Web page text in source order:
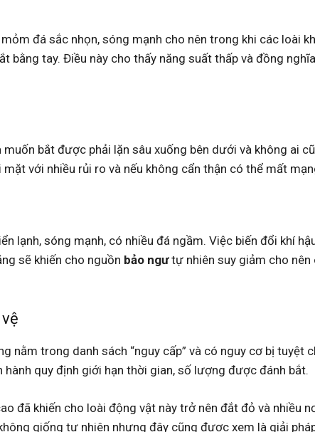
đá sắc nhọn, sóng mạnh cho nên trong khi các loài
bằng tay. Điều này cho thấy năng suất thấp và đồng
bắt được phải lặn sâu xuống bên dưới và không ai
với nhiều rủi ro và nếu không cẩn thận có thể mất
lạnh, sóng mạnh, có nhiều đá ngầm. Việc biến đổi khí
sẽ khiến cho nguồn bảo ngưtự nhiên suy giảm cho nên
nằm trong danh sách “nguy cấp” và có nguy cơ bị tuyệt
quy định giới hạn thời gian, số lượng được đánh bắt.
đã khiến cho loài động vật này trở nên đắt đỏ và nhiều
giống tự nhiên nhưng đây cũng được xem là giải